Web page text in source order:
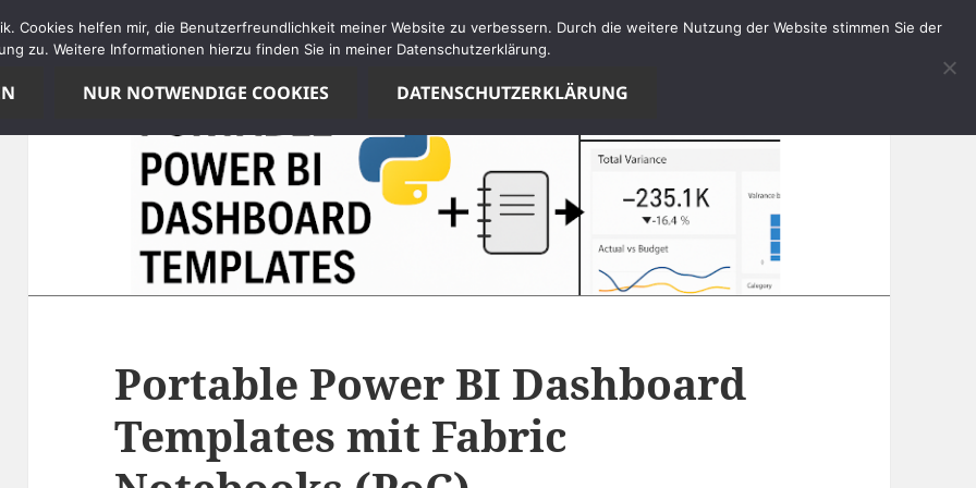
Portable Power BI Dashboard
Templates mit Fabric
Cookies helfen mir, die Benutzerfreundlichkeit meiner Website zu verbessern. Durch die weitere Nutzung der Website stimmen Sie der
zu. Weitere Informationen hierzu finden Sie in meiner Datenschutzerklärung.
NUR NOTWENDIGE COOKIES DATENSCHUTZERKLÄRUNG